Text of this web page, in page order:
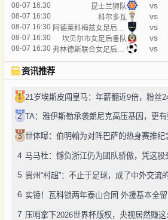
08-07 16:30
昆士兰狮队 vs
08-07 16:30
科尔多瓦 vs
08-07 16:30
阿德莱科梅兹女足后备队 vs
08-07 16:30
坎贝尔市女足后备队 vs
08-07 16:30
弗林德斯联合女足后备队 vs
资讯推荐
1 21岁埃斯皮闯皇马：年薪翻近9倍，粉丝
2 TA：雅伊斯勒承袭朗尼克高压基因，更
3 世体曝：伯明翰为对阵巴萨的热身赛推纪
4 马马杜：憾负浙江仍为团队骄傲，凭这股
5 贵州“村超”：不止于足球，成了中外交流
6 实锤！瓦科锁两年泰山合同 外援基本全
7